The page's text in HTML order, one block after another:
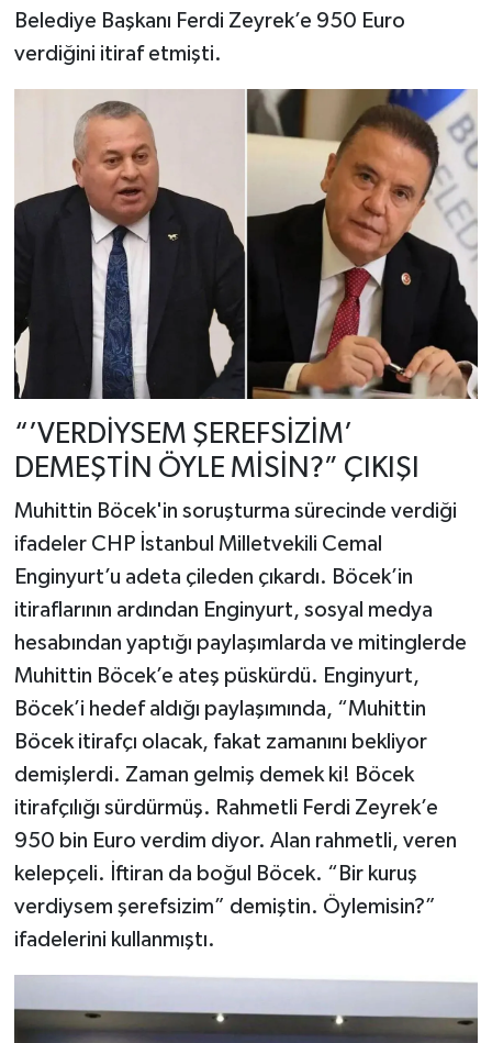
Belediye Başkanı Ferdi Zeyrek’e 950 Euro
verdiğini itiraf etmişti.
“’VERDİYSEM ŞEREFSİZİM’
DEMEŞTİN ÖYLE MİSİN?” ÇIKIŞI
Muhittin Böcek'in soruşturma sürecinde verdiği
ifadeler CHP İstanbul Milletvekili Cemal
Enginyurt’u adeta çileden çıkardı. Böcek’in
itiraflarının ardından Enginyurt, sosyal medya
hesabından yaptığı paylaşımlarda ve mitinglerde
Muhittin Böcek’e ateş püskürdü. Enginyurt,
Böcek’i hedef aldığı paylaşımında, “Muhittin
Böcek itirafçı olacak, fakat zamanını bekliyor
demişlerdi. Zaman gelmiş demek ki! Böcek
itirafçılığı sürdürmüş. Rahmetli Ferdi Zeyrek’e
950 bin Euro verdim diyor. Alan rahmetli, veren
kelepçeli. İftiran da boğul Böcek. “Bir kuruş
verdiysem şerefsizim” demiştin. Öylemisin?”
ifadelerini kullanmıştı.